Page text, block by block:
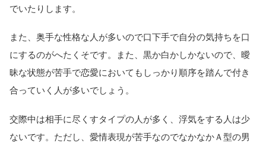
でいたりします。
また、奥手な性格な人が多いので口下手で自分の気持ちを口
にするのがへたくそです。また、黒か白かしかないので、曖
昧な状態が苦手で恋愛においてもしっかり順序を踏んで付き
合っていく人が多いでしょう。
交際中は相手に尽くすタイプの人が多く、浮気をする人は少
ないです。ただし、愛情表現が苦手なのでなかなかＡ型の男